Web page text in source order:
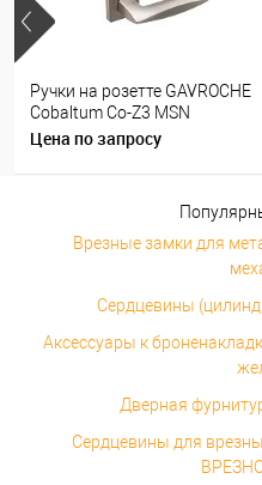
Ручки на розетте GAVROCHE
Cobaltum Co-Z3 MSN
матовый никель
Цена по запросу
Врезные замки для
Сердцевины
Аксессуары к
Дверная
Сердцевины для